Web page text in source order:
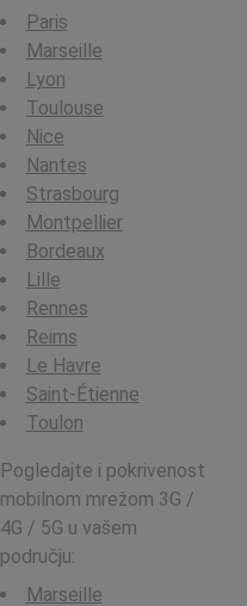
Paris
Marseille
Lyon
Toulouse
Nice
Nantes
Strasbourg
Montpellier
Bordeaux
Lille
Rennes
Reims
Le Havre
Saint-Étienne
Toulon
Pogledajte i pokrivenost
mobilnom mrežom 3G /
4G / 5G u vašem
području:
Marseille